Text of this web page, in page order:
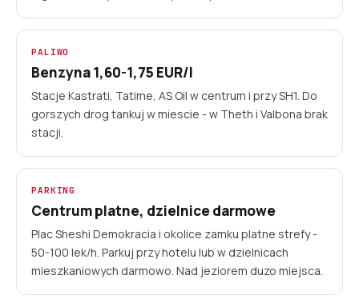
PALIWO
Benzyna 1,60-1,75 EUR/l
Stacje Kastrati, Tatime, AS Oil w centrum i przy SH1. Do
gorszych drog tankuj w miescie - w Theth i Valbona brak
stacji.
PARKING
Centrum platne, dzielnice darmowe
Plac Sheshi Demokracia i okolice zamku platne strefy -
50-100 lek/h. Parkuj przy hotelu lub w dzielnicach
mieszkaniowych darmowo. Nad jeziorem duzo miejsca.